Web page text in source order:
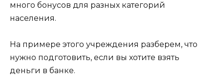
много бонусов для разных категорий
населения.
На примере этого учреждения разберем, что
нужно подготовить, если вы хотите взять
деньги в банке.